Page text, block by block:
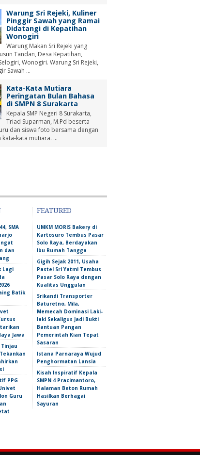
Warung Sri Rejeki, Kuliner
Pinggir Sawah yang Ramai
Didatangi di Kepatihan
Wonogiri
Warung Makan Sri Rejeki yang
Tandan, Desa Kepatihan,
Wonogiri. Warung Sri Rejeki,
Sawah ...
Kata-Kata Mutiara
Peringatan Bulan Bahasa
di SMPN 8 Surakarta
Kepala SMP Negeri 8 Surakarta,
Triad Suparman, M.Pd beserta
dan siswa foto bersama dengan
kata-kata mutiara. ...
SMA
dan
Lagi
Batik
Jawa
PPG
Guru
FEATURED
UMKM MORIS Bakery di
Kartosuro Tembus Pasar
Solo Raya, Berdayakan
Ibu Rumah Tangga
Gigih Sejak 2011, Usaha
Pastel Sri Yatmi Tembus
Pasar Solo Raya dengan
Kualitas Unggulan
Srikandi Transporter
Baturetno, Mila,
Memecah Dominasi Laki-
laki Sekaligus Jadi Bukti
Bantuan Pangan
Pemerintah Kian Tepat
Sasaran
Istana Parnaraya Wujud
Penghormatan Lansia
Kisah Inspiratif Kepala
SMPN 4 Pracimantoro,
Halaman Beton Rumah
Hasilkan Berbagai
Sayuran